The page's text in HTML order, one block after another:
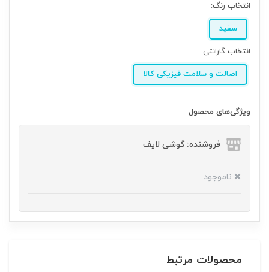
انتخاب رنگ:
سفید
انتخاب گارانتی:
اصالت و سلامت فیزیکی کالا
ویژگی‌های محصول
فروشنده: گوشی لایف
ناموجود
محصولات مرتبط